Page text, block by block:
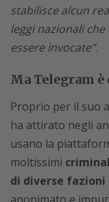
stabilisce alcun
leggi nazionali
essere invocate”.
Ma Telegram
Proprio per il suo
ha attirato negli
usano la
moltissimi
di diverse fazioni